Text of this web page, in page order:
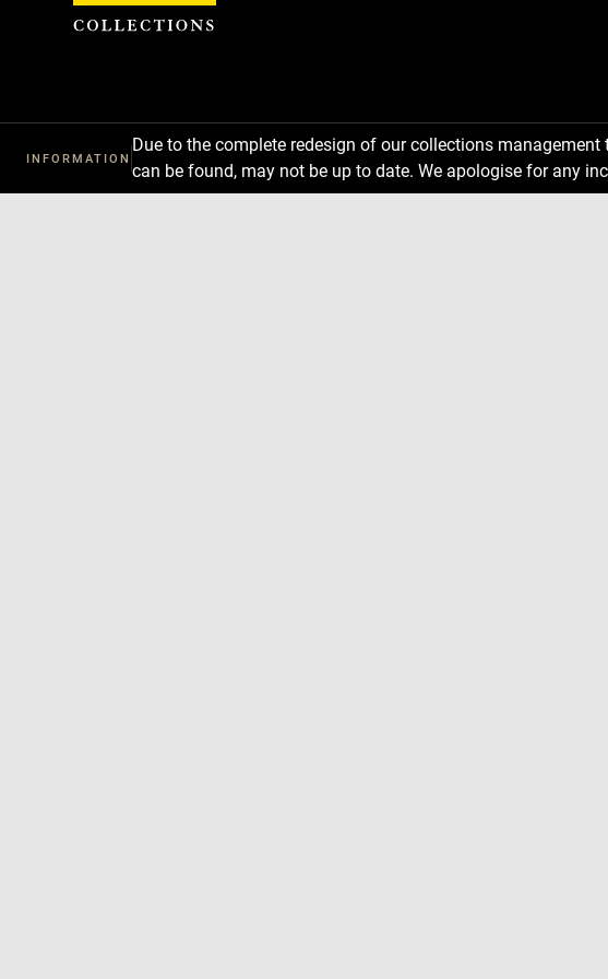
INFORMATION
Due to the complete redesign of our collections
can be found, may not be up to date. We apologise for any
Cookies management panel